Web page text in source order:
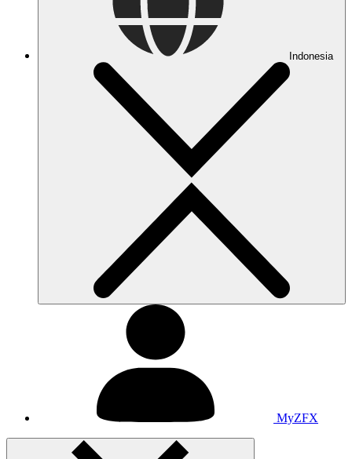
Indonesia
MyZFX